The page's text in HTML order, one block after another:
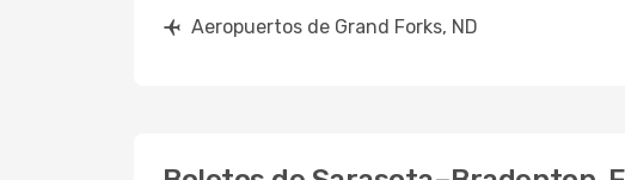
Aeropuertos de Grand Forks, ND